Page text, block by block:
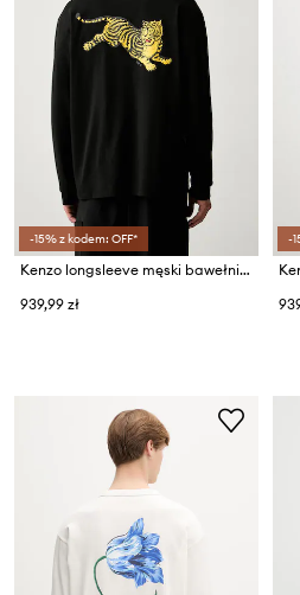
-15% z kodem: OFF*
Kenzo longsleeve męski bawełniany
939,99 zł
-